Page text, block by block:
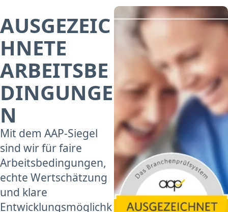
AUSGEZEIC
HNETE
ARBEITSBE
DINGUNGE
N
Mit dem AAP-Siegel
sind wir für faire
Arbeitsbedingungen,
echte Wertschätzung
und klare
Entwicklungsmöglichk